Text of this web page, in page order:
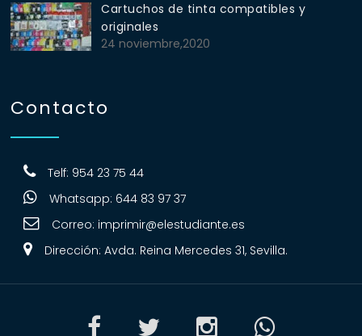
Cartuchos de tinta compatibles y
originales
24 noviembre,2020
Contacto
Telf: 954 23 75 44
Whatsapp: 644 83 97 37
Correo: imprimir@elestudiante.es
Dirección: Avda. Reina Mercedes 31, Sevilla.